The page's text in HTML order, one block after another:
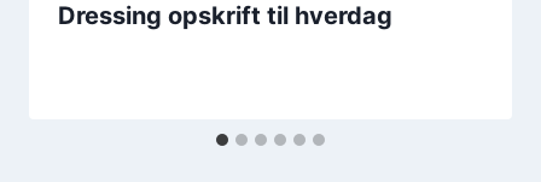
Dressing opskrift til hverdag